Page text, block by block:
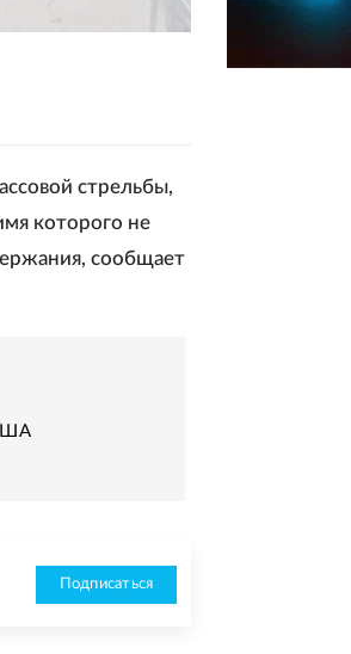
стрельбы,
которого не
сообщает
Подписаться